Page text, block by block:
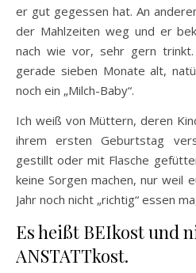
er gut gegessen hat. An
der Mahlzeiten weg und er
nach wie vor, sehr gern
gerade sieben Monate alt,
noch ein „Milch-Baby“.
Ich weiß von Müttern, deren
ihrem ersten Geburtstag
gestillt oder mit Flasche
keine Sorgen machen, nur weil
Jahr noch nicht „richtig“ essen
Es heißt BEIkost und
ANSTATTkost.